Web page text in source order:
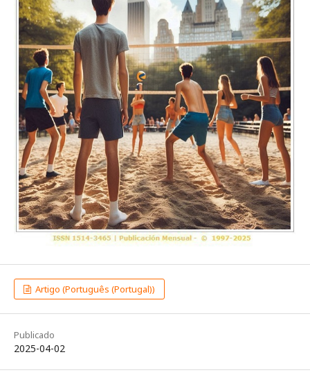
Artigo (Português (Portugal))
Publicado
2025-04-02